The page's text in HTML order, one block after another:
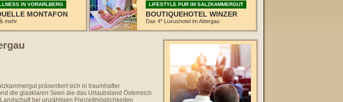
IN VORARLBERG
MONTAFON
mehr
LIFESTYLE PUR IM SALZKAMMERGUT
BOUTIQUEHOTEL WINZER
Das 4* Luxushotel im Attergau
präsentiert sich in traumhafter
die glasklaren Seen die das Urlaubsland Österreich
bei unzähligen Freizeitmöglichkeiten